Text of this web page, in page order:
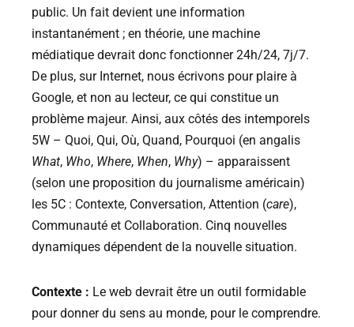
public. Un fait devient une information
instantanément ; en théorie, une machine
médiatique devrait donc fonctionner 24h/24, 7j/7.
De plus, sur Internet, nous écrivons pour plaire à
Google, et non au lecteur, ce qui constitue un
problème majeur. Ainsi, aux côtés des intemporels
5W – Quoi, Qui, Où, Quand, Pourquoi (en angalis
What, Who, Where, When, Why) – apparaissent
(selon une proposition du journalisme américain)
les 5C : Contexte, Conversation, Attention (care),
Communauté et Collaboration. Cinq nouvelles
dynamiques dépendent de la nouvelle situation.
Contexte : Le web devrait être un outil formidable
pour donner du sens au monde, pour le comprendre.